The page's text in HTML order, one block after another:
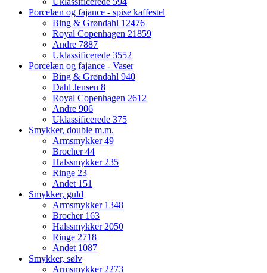
Porcelæn og fajance - spise kaffestel
Bing & Grøndahl 12476
Royal Copenhagen 21859
Andre 7887
Uklassificerede 3552
Porcelæn og fajance - Vaser
Bing & Grøndahl 940
Dahl Jensen 8
Royal Copenhagen 2612
Andre 906
Uklassificerede 375
Smykker, double m.m.
Armsmykker49
Brocher44
Halssmykker 235
Ringe 23
Andet 151
Smykker, guld
Armsmykker 1348
Brocher 163
Halssmykker 2050
Ringe 2718
Andet 1087
Smykker, sølv
Armsmykker 2273